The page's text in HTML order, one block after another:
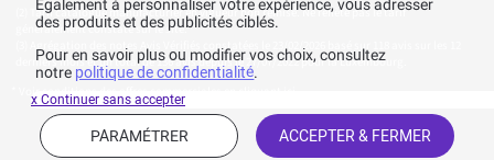
Tarif catalogue manufacturier en vigueur non remisé. Ne reflète pas le tarif
généralement constaté sur le site.
Agrégation des notes Avis Vérifiés constatées le 23/02/2026 basé sur 118 avis sur les 12
derniers mois et un total de 136 avis depuis le 27/07/2022 pour la Luxembourg.
* Voir conditions des offres commerciales en
Egalement à personnaliser votre expérience, vous adresser
des produits et des publicités ciblés.
Pour en savoir plus ou modifier vos choix, consultez
notre politique de confidentialité.
ACCEPTER & FERMER
PARAMÉTRER
x Continuer sans accepter